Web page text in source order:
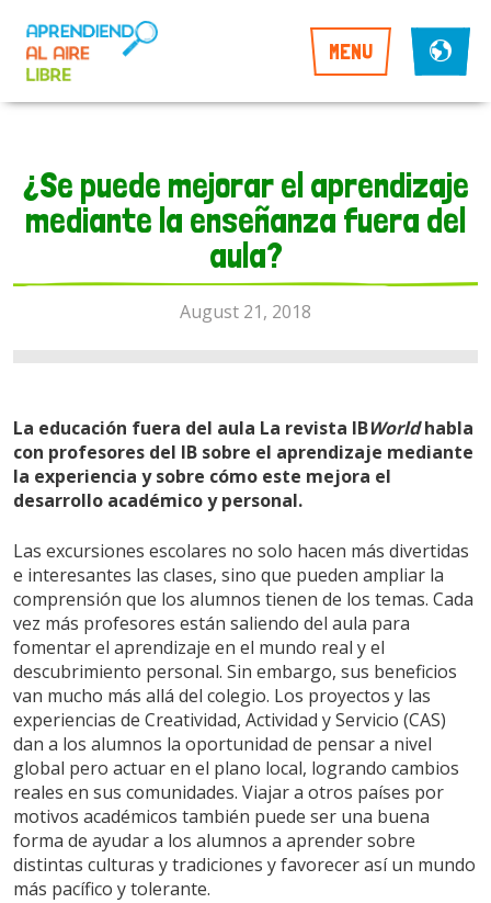
MENU
¿Se puede mejorar el aprendizaje
mediante la enseñanza fuera del
aula?
August 21, 2018
La educación fuera del aula La revista IBWorldhabla
con profesores del IB sobre el aprendizaje mediante
la experiencia y sobre cómo este mejora el
desarrollo académico y personal.
Las excursiones escolares no solo hacen más divertidas
e interesantes las clases, sino que pueden ampliar la
comprensión que los alumnos tienen de los temas. Cada
vez más profesores están saliendo del aula para
fomentar el aprendizaje en el mundo real y el
descubrimiento personal. Sin embargo, sus beneficios
van mucho más allá del colegio. Los proyectos y las
experiencias de Creatividad, Actividad y Servicio (CAS)
dan a los alumnos la oportunidad de pensar a nivel
global pero actuar en el plano local, logrando cambios
reales en sus comunidades. Viajar a otros países por
motivos académicos también puede ser una buena
forma de ayudar a los alumnos a aprender sobre
distintas culturas y tradiciones y favorecer así un mundo
más pacífico y tolerante.